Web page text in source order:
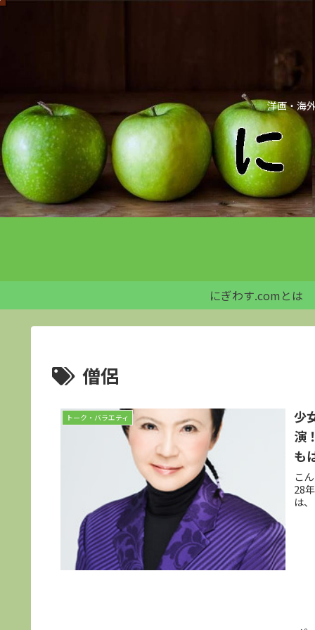
洋画・海
にぎわす.comとは
僧侶
トーク・バラエティ
少
演
も
こ
28
は